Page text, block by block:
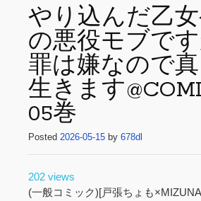
i
p
t
o
o
n
t
n
t
やり込んだ乙
の悪役モブで
罪は嫌なので
生きます
05巻
Posted 2026-05-15 by 678dl
202 views
(一般コミック)[戸張ちょも